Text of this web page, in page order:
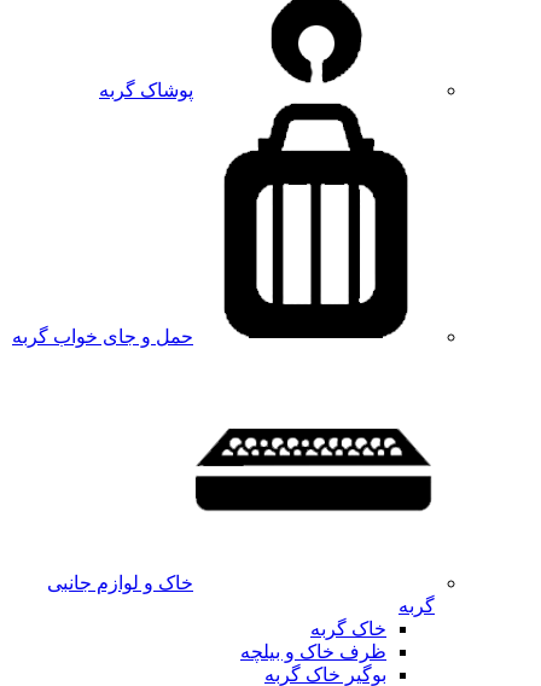
پوشاک گربه
حمل و جای خواب گربه
خاک و لوازم جانبی
گربه
خاک گربه
ظرف خاک و بیلچه
بوگیر خاک گربه